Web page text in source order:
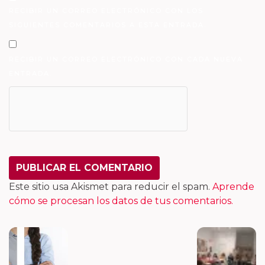
Este sitio usa Akismet para reducir el spam. Aprende
cómo se procesan los datos de tus comentarios.